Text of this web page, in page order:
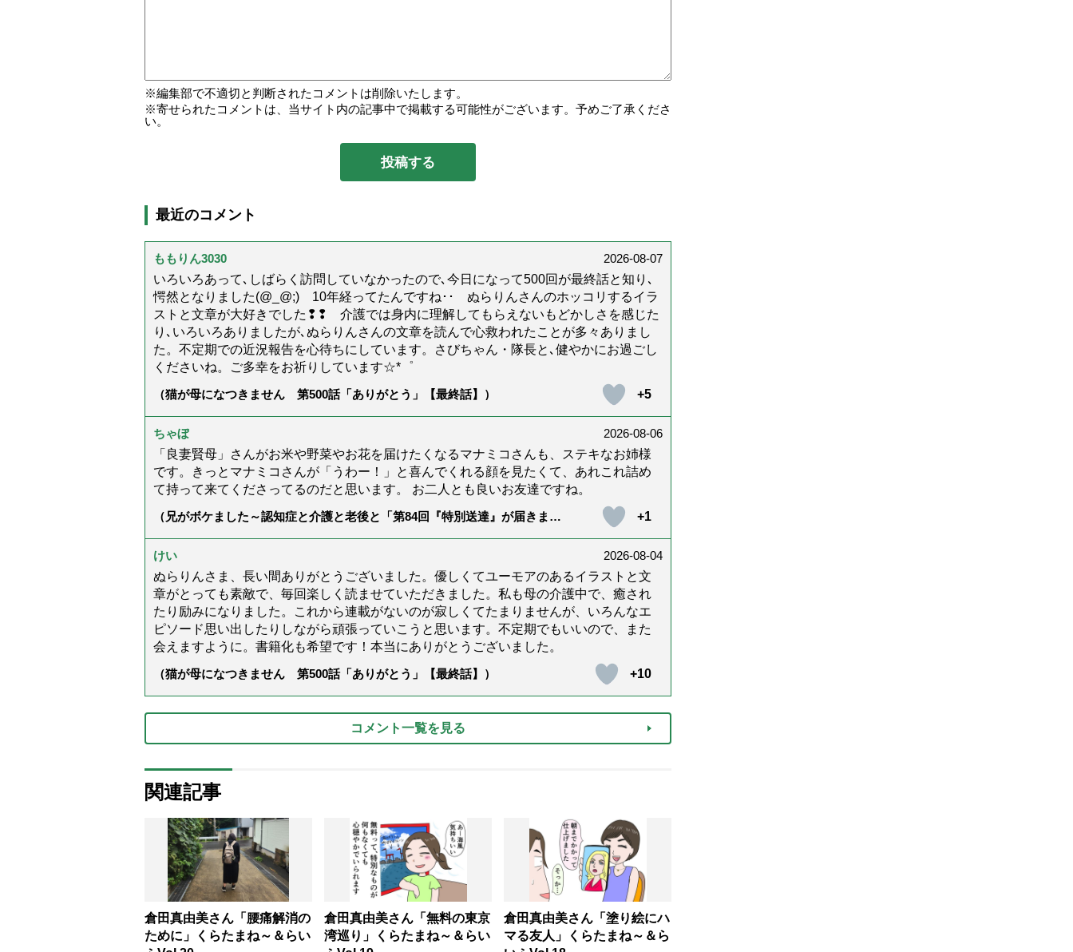
編集部で不適切と判断されたコメントは削除いたします。
寄せられたコメントは、当サイト内の記事中で掲載する可能性がございます。予めご了承くださ
い。
最近のコメント
ももりん3030
2026-08-07
いろいろあって､しばらく訪問していなかったので､今日になって500回が最終話と知り､
愕然となりました(@_@;) 10年経ってたんですね･･ ぬらりんさんのホッコリするイラ
ストと文章が大好きでした❢❢ 介護では身内に理解してもらえないもどかしさを感じた
り､いろいろありましたが､ぬらりんさんの文章を読んで心救われたことが多々ありまし
た。不定期での近況報告を心待ちにしています。さびちゃん・隊長と､健やかにお過ごし
くださいね。ご多幸をお祈りしています☆*゜
（猫が母になつきません 第500話「ありがとう」【最終話】）
+5
ちゃぼ
2026-08-06
「良妻賢母」さんがお米や野菜やお花を届けたくなるマナミコさんも、ステキなお姉様
です。きっとマナミコさんが「うわー！」と喜んでくれる顔を見たくて、あれこれ詰め
て持って来てくださってるのだと思います。 お二人とも良いお友達ですね。
（兄がボケました～認知症と介護と老後と「第84回『特別送達』が届きまし
+1
けい
2026-08-04
ぬらりんさま、長い間ありがとうございました。優しくてユーモアのあるイラストと文
章がとっても素敵で、毎回楽しく読ませていただきました。私も母の介護中で、癒され
たり励みになりました。これから連載がないのが寂しくてたまりませんが、いろんなエ
ピソード思い出したりしながら頑張っていこうと思います。不定期でもいいので、また
会えますように。書籍化も希望です！本当にありがとうございました。
（猫が母になつきません 第500話「ありがとう」【最終話】）
+10
コメント一覧を見る
関連記事
倉田真由美さん「腰痛解消の
ために」くらたまね～＆らい
倉田真由美さん「無料の東京
湾巡り」くらたまね～＆らい
倉田真由美さん「塗り絵にハ
マる友人」くらたまね～＆ら